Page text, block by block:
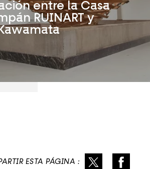
entre la Casa
RUINART y
ESTA PÁGINA :